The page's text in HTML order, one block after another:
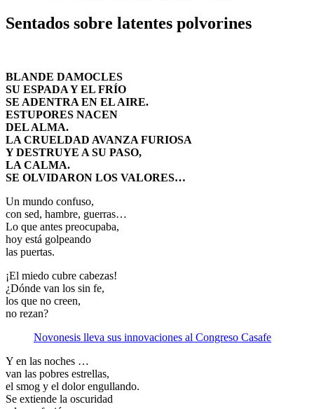
Sentados sobre latentes polvorines
BLANDE DAMOCLES
SU ESPADA Y EL FRÍO
SE ADENTRA EN EL AIRE.
ESTUPORES NACEN
DEL ALMA.
LA CRUELDAD AVANZA FURIOSA
Y DESTRUYE A SU PASO,
LA CALMA.
SE OLVIDARON LOS VALORES…
Un mundo confuso,
con sed, hambre, guerras…
Lo que antes preocupaba,
hoy está golpeando
las puertas.
¡El miedo cubre cabezas!
¿Dónde van los sin fe,
los que no creen,
no rezan?
Novonesis lleva sus innovaciones al Congreso Casafe
Y en las noches …
van las pobres estrellas,
el smog y el dolor engullando.
Se extiende la oscuridad